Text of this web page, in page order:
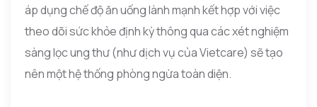
áp dụng chế độ ăn uống lành mạnh kết hợp với việc
theo dõi sức khỏe định kỳ thông qua các xét nghiệm
sàng lọc ung thư (như dịch vụ của Vietcare) sẽ tạo
nên một hệ thống phòng ngừa toàn diện.